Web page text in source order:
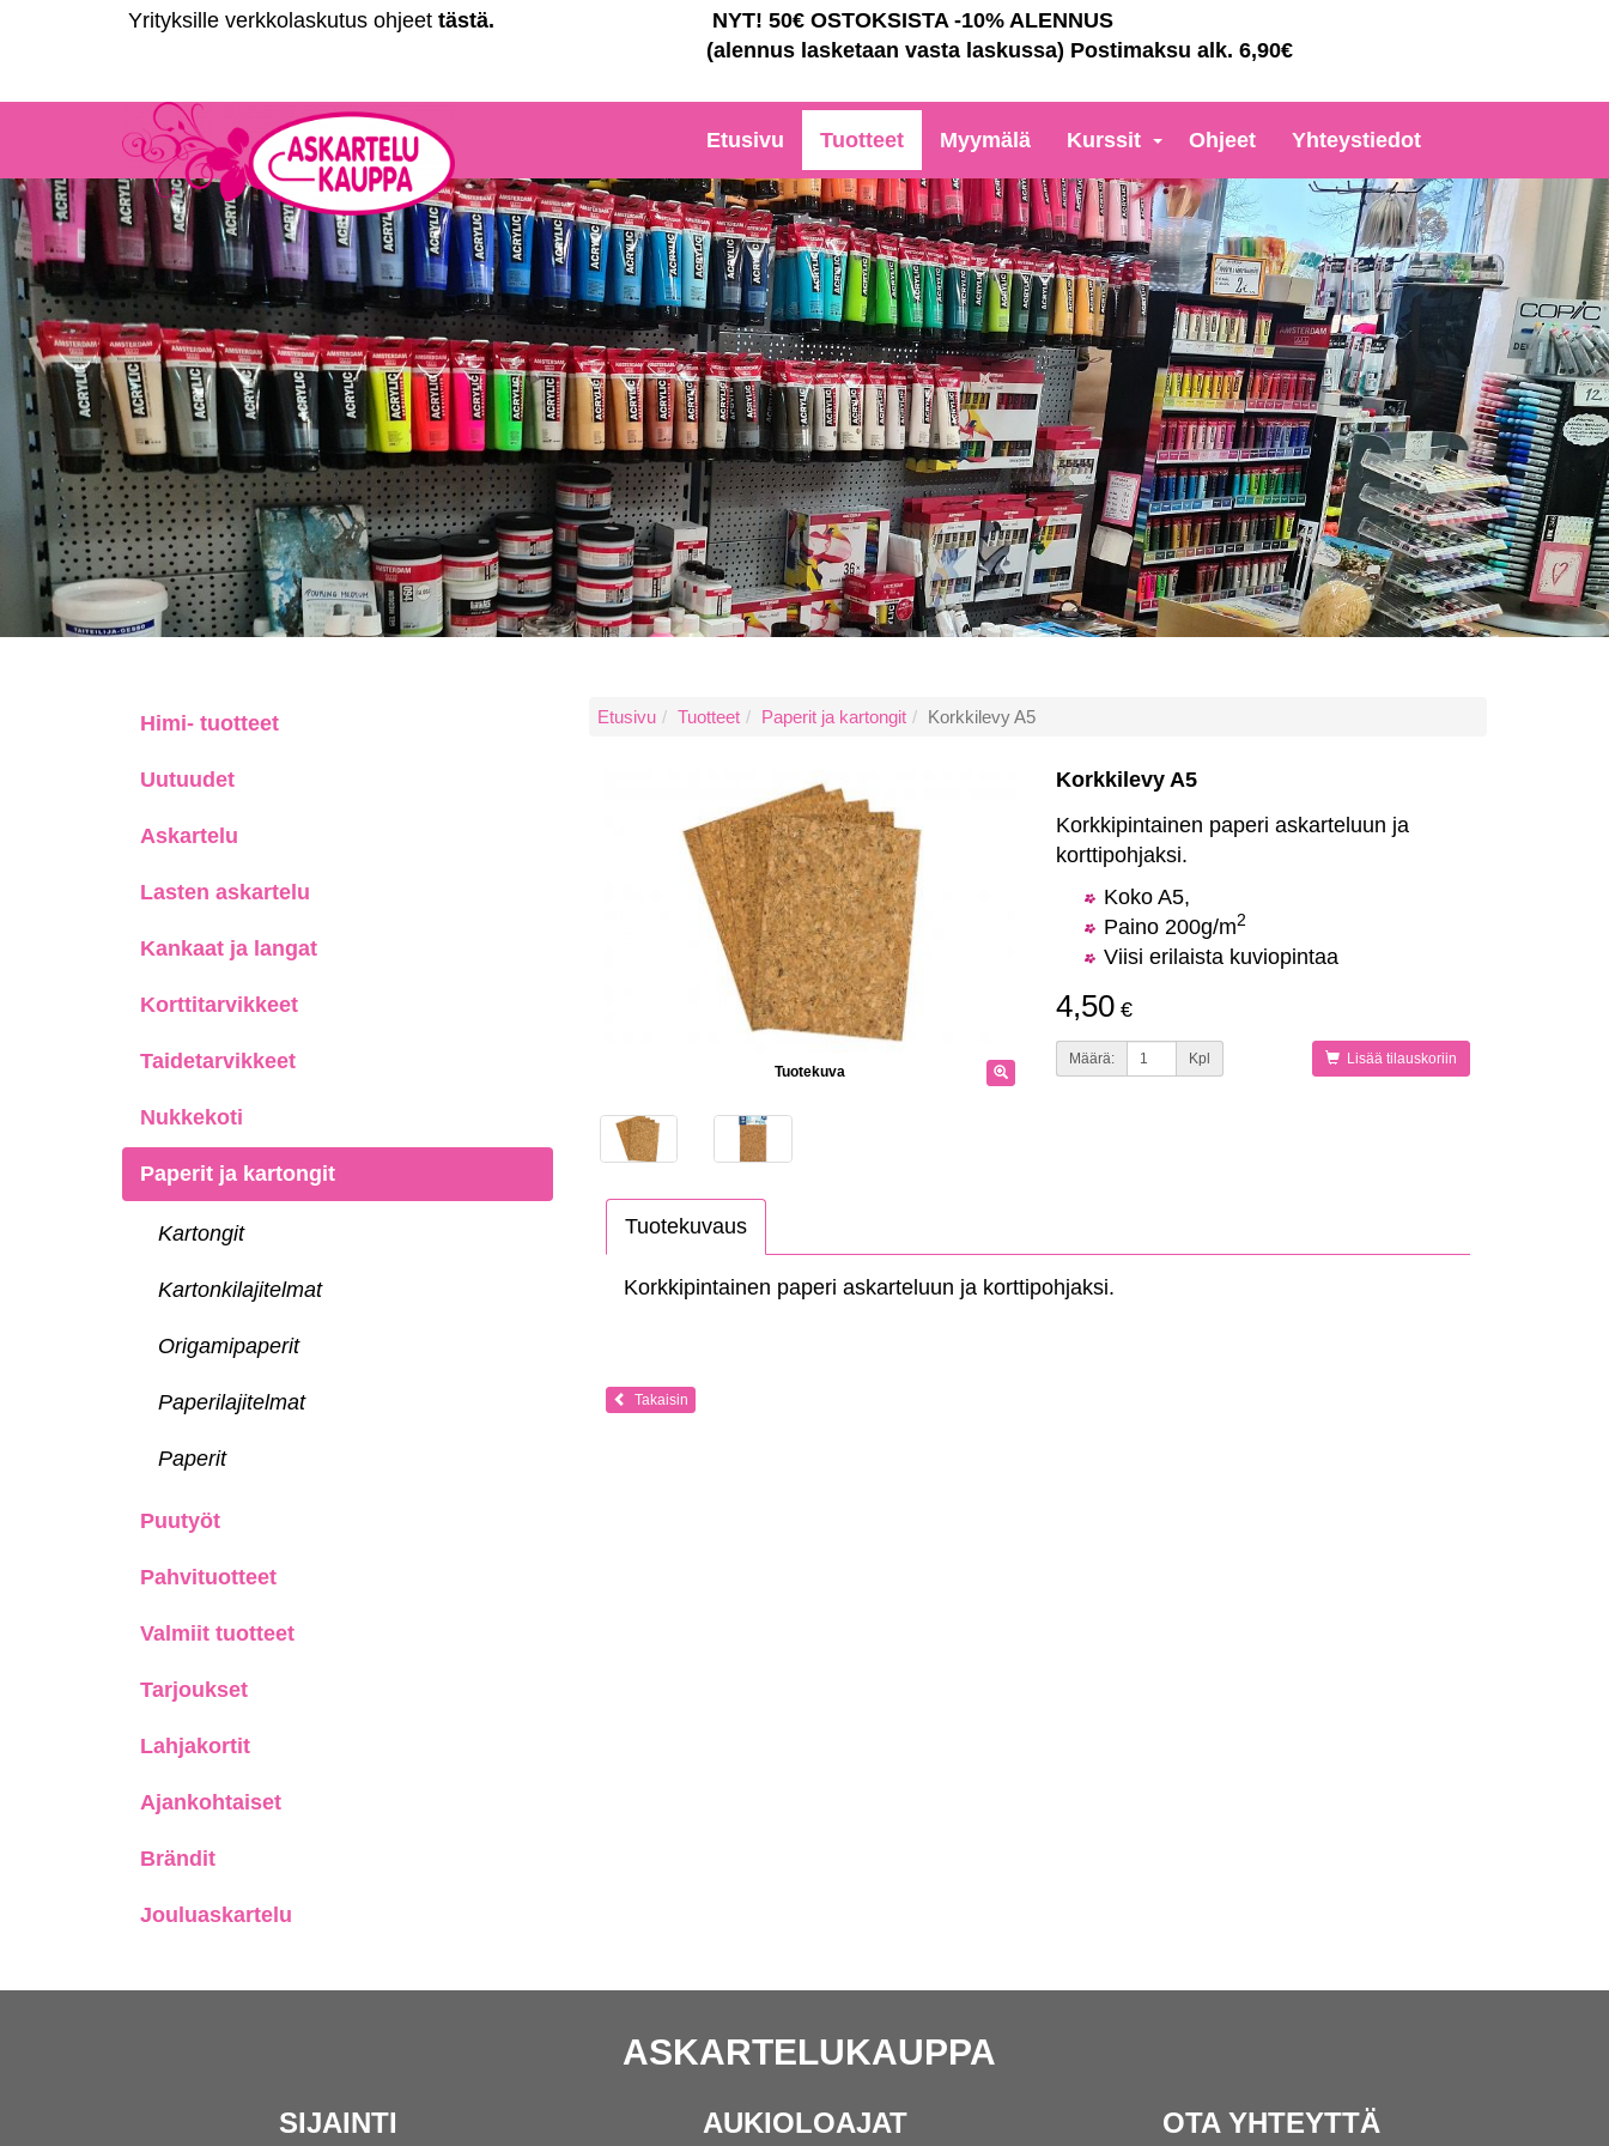
Yrityksille verkkolaskutus ohjeet tästä.
NYT! 50€ OSTOKSISTA -10% ALENNUS
(alennus lasketaan vasta laskussa) Postimaksu alk. 6,90€
Etusivu Tuotteet Myymälä Kurssit Ohjeet Yhteystiedot
Himi- tuotteet
Uutuudet
Askartelu
Lasten askartelu
Kankaat ja langat
Korttitarvikkeet
Taidetarvikkeet
Nukkekoti
Paperit ja kartongit
Kartongit
Kartonkilajitelmat
Origamipaperit
Paperilajitelmat
Paperit
Puutyöt
Pahvituotteet
Valmiit tuotteet
Tarjoukset
Lahjakortit
Ajankohtaiset
Brändit
Jouluaskartelu
Etusivu Tuotteet Paperit ja kartongit Korkkilevy A5
Tuotekuva
Korkkilevy A5
Korkkipintainen paperi askarteluun ja
korttipohjaksi.
Koko A5,
Paino 200g/m2
Viisi erilaista kuviopintaa
4,50 €
Määrä: Kpl Lisää tilauskoriin
Tuotekuvaus
Korkkipintainen paperi askarteluun ja korttipohjaksi.
Takaisin
ASKARTELUKAUPPA
SIJAINTI AUKIOLOAJAT OTA YHTEYTTÄ